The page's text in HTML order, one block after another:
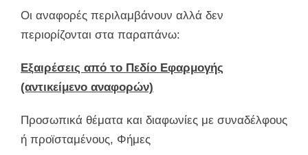
Οι αναφορές περιλαμβάνουν αλλά δεν
περιορίζονται στα παραπάνω:
Εξαιρέσεις από το Πεδίο Εφαρμογής
(αντικείμενο αναφορών)
Προσωπικά θέματα και διαφωνίες με συναδέλφους
ή προϊσταμένους, Φήμες